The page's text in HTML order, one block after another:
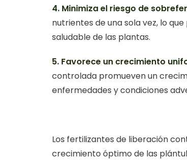
4. Minimiza el riesgo de
nutrientes de una sola vez, lo
saludable de las plantas.
5. Favorece un crecimiento
controlada promueven un
enfermedades y condiciones
Los fertilizantes de liberación
crecimiento óptimo de las